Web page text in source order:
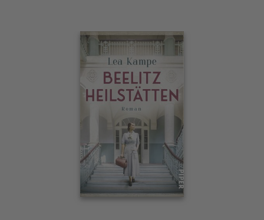
Interaktives